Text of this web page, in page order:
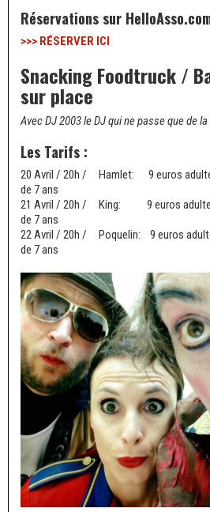
Réservations sur
>>> RÉSERVER ICI
Snacking Foodtruck /
sur place
Avec DJ 2003 le DJ qui ne passe que de
Les Tarifs :
20 Avril / 20h / Hamlet: 9 euros
de 7 ans
21 Avril / 20h / King: 9 euros adultes
de 7 ans
22 Avril / 20h / Poquelin: 9 euros
de 7 ans